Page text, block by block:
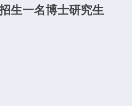
生一名博士研究生